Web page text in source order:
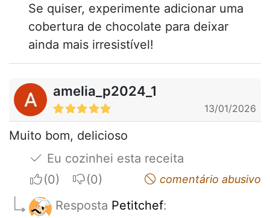
Se quiser, experimente adicionar uma
cobertura de chocolate para deixar
ainda mais irresistível!
amelia_p2024_1
13/01/2026
Muito bom, delicioso
Eu cozinhei esta receita
I apreciateI do not appreciatecomentário abusivo
Resposta Petitchef: